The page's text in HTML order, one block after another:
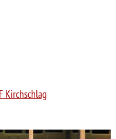
Kirchschlag